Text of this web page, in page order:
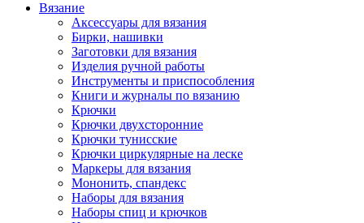
Вязание
Аксессуары для вязания
Бирки, нашивки
Заготовки для вязания
Изделия ручной работы
Инструменты и приспособления
Книги и журналы по вязанию
Крючки
Крючки двухсторонние
Крючки тунисские
Крючки циркулярные на леске
Маркеры для вязания
Мононить, спандекс
Наборы для вязания
Наборы спиц и крючков